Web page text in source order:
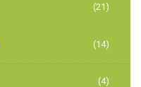
(21)
(14)
(4)